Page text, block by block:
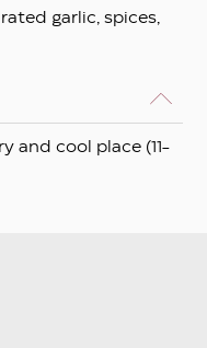
garlic, spices,
and cool place (11-